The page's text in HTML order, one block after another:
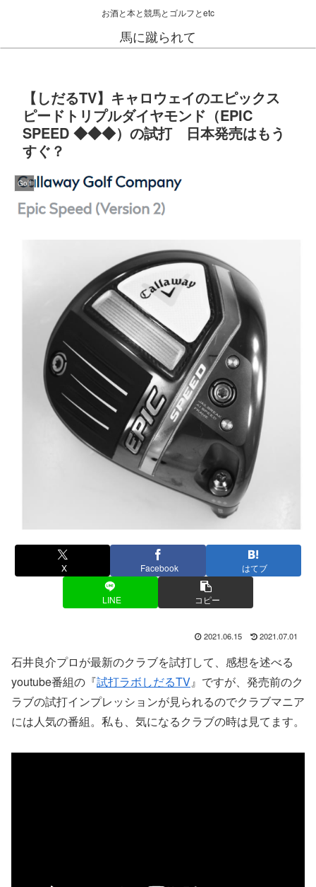
お酒と本と競馬とゴルフとetc
馬に蹴られて
【しだるTV】キャロウェイのエピックス
ピードトリプルダイヤモンド（EPIC
SPEED ◆◆◆）の試打 日本発売はもう
すぐ？
Golf
X Facebook はてブ
LINE コピー
2021.06.15 2021.07.01
石井良介プロが最新のクラブを試打して、感想を述べる
youtube番組の『試打ラボしだるTV』ですが、発売前のク
ラブの試打インプレッションが見られるのでクラブマニア
には人気の番組。私も、気になるクラブの時は見てます。